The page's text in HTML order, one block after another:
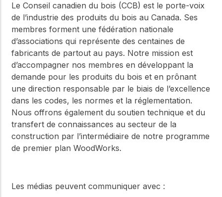
Le Conseil canadien du bois (CCB) est le porte-voix
de l’industrie des produits du bois au Canada. Ses
membres forment une fédération nationale
d’associations qui représente des centaines de
fabricants de partout au pays. Notre mission est
d’accompagner nos membres en développant la
demande pour les produits du bois et en prônant
une direction responsable par le biais de l’excellence
dans les codes, les normes et la réglementation.
Nous offrons également du soutien technique et du
transfert de connaissances au secteur de la
construction par l’intermédiaire de notre programme
de premier plan WoodWorks.
Les médias peuvent communiquer avec :